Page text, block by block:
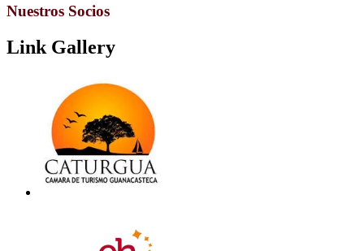
Nuestros Socios
Link Gallery